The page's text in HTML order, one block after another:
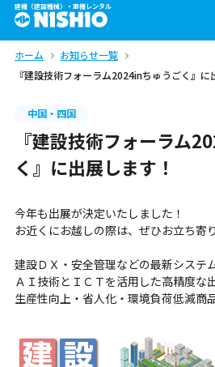
建機（建設機械）・重機レンタル
商品一覧
問合せ依頼リスト
北海道 東北
中部
九州・沖縄（外部）
ホーム
お知らせ一覧
『建設技術フォーラム2024inちゅうごく』に
中国・四国
『建設技術フォーラム
く』に出展します！
今年も出展が決定いたしました！
お近くにお越しの際は、ぜひお立ち寄
建設ＤＸ・安全管理などの最新システ
ＡＩ技術とＩＣＴを活用した高精度な
生産性向上・省人化・環境負荷低減商